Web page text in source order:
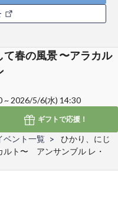
春の風景 〜アラカル
~ 2026/5/6(水) 14:30
ギフトで応援！
ベント一覧
ひかり、にじ
ルト〜 アンサンブル レ・